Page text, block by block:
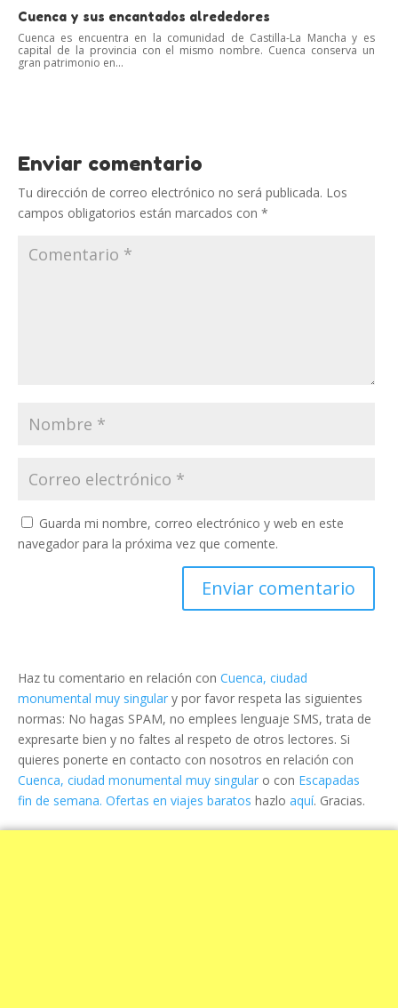
Cuenca y sus encantados alrededores
Cuenca es encuentra en la comunidad de Castilla-La Mancha y es
capital de la provincia con el mismo nombre. Cuenca conserva un
gran patrimonio en...
Enviar comentario
Tu dirección de correo electrónico no será publicada. Los
campos obligatorios están marcados con *
Guarda mi nombre, correo electrónico y web en este
navegador para la próxima vez que comente.
Haz tu comentario en relación con Cuenca, ciudad
monumental muy singular y por favor respeta las siguientes
normas: No hagas SPAM, no emplees lenguaje SMS, trata de
expresarte bien y no faltes al respeto de otros lectores. Si
quieres ponerte en contacto con nosotros en relación con
Cuenca, ciudad monumental muy singular o con Escapadas
fin de semana. Ofertas en viajes baratos hazlo aquí. Gracias.